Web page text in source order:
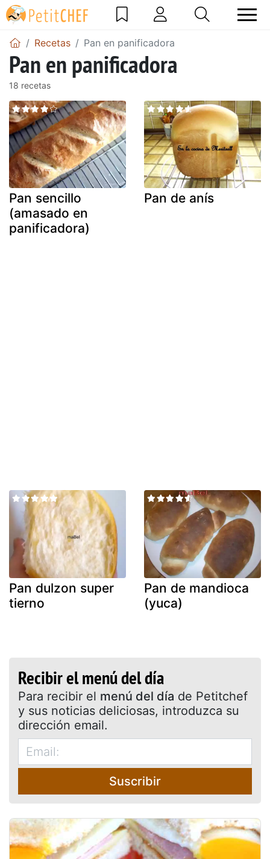
Recetas Pan en panificadora
Pan en panificadora
18 recetas
Pan sencillo
(amasado en
panificadora)
Pan de anís
Pan dulzon super
tierno
Pan de mandioca
(yuca)
Recibir el menú del día
Para recibir el menú del día de Petitchef
y sus noticias deliciosas, introduzca su
dirección email.
Suscribir